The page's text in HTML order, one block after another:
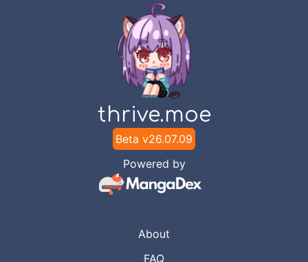
thrive.moe
Beta v26.07.09
Powered by
About
FAQ